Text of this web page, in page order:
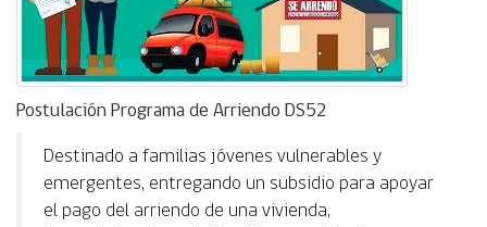
Postulación Programa de Arriendo DS52
Destinado a familias jóvenes vulnerables y
emergentes, entregando un subsidio para apoyar
el pago del arriendo de una vivienda,